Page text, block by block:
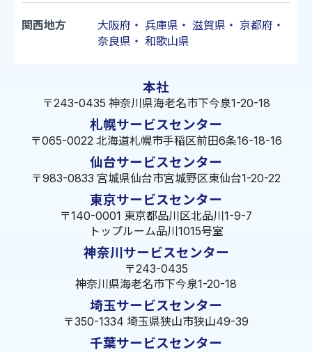
関西地方 大阪府 ・ 兵庫県 ・ 滋賀県 ・ 京都府 ・
奈良県 ・ 和歌山県
本社
〒243-0435 神奈川県海老名市下今泉1-20-18
札幌サービスセンター
〒065-0022 北海道札幌市手稲区前田6条16-18-16
仙台サービスセンター
〒983-0833 宮城県仙台市宮城野区東仙台1-20-22
東京サービスセンター
〒140-0001 東京都品川区北品川1-9-7
トップルーム品川1015号室
神奈川サービスセンター
〒243-0435
神奈川県海老名市下今泉1-20-18
埼玉サービスセンター
〒350-1334 埼玉県狭山市狭山49-39
千葉サービスセンター